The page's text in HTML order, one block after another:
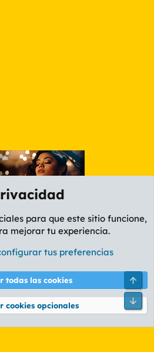
AMARILLO
Política de privacidad Ayuda
® © 2010-2026 XenForo Ltd.
para que este sitio funcione,
mejorar tu experiencia.
tus preferencias
todas las cookies
cookies opcionales
Pie